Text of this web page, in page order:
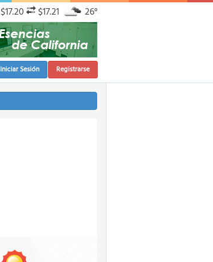
$17.20 $17.21 26°
Registrarse
Iniciar Sesión